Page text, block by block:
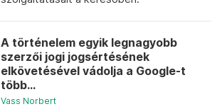
A történelem egyik legnagyobb
szerzői jogi jogsértésének
elkövetésével vádolja a Google-t
több...
Vass Norbert